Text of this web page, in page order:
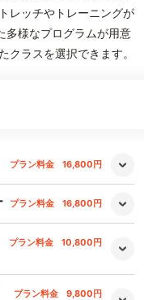
レッチやトレーニングが
多様なプログラムが用意
クラスを選択できます。
プラン料金 16,800円
プラン料金 16,800円
プラン料金 10,800円
プラン料金 9,800円